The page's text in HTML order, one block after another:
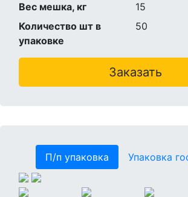
Вес мешка, кг
15
Количество шт в
упаковке
50
Заказать
П/п упаковка Упаковка